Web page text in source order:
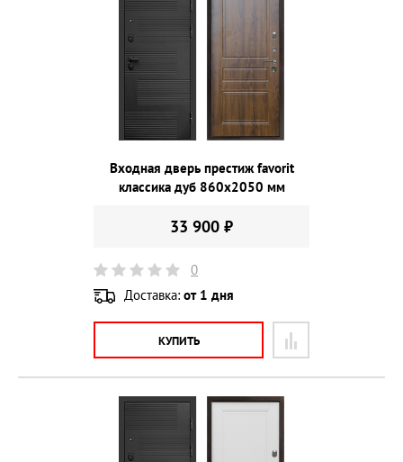
Входная дверь престиж favorit
классика дуб 860х2050 мм
33 900 ₽
0
Доставка: от 1 дня
КУПИТЬ